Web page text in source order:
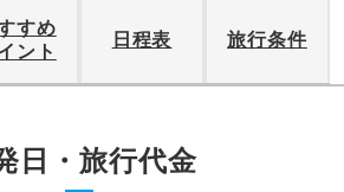
すめ
ント
日程表 旅行条件
日・旅行代金